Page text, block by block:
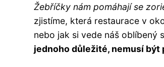
Žebříčky nám pomáhají se
zjistíme, která restaurace v
nebo jak si vede náš oblíbený
jednoho důležité, nemusí být